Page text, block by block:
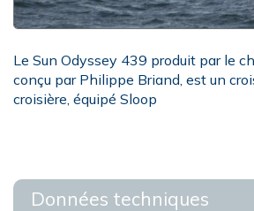
Le Sun Odyssey 439 produit par le
conçu par Philippe Briand, est un
croisière, équipé Sloop
Données techniques